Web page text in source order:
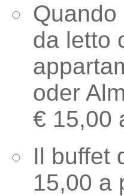
da letto
oder
€ 15,00
Il buffet
15,00 a